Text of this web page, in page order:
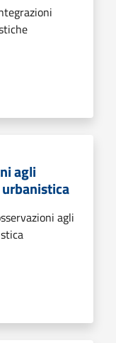
agli
agli